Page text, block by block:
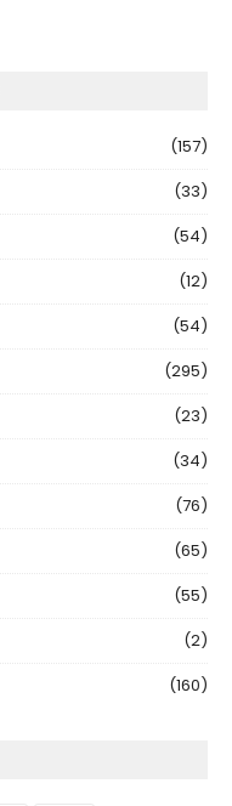
(157)
(33)
(54)
(12)
(54)
(295)
(23)
(34)
(76)
(65)
(55)
(2)
(160)